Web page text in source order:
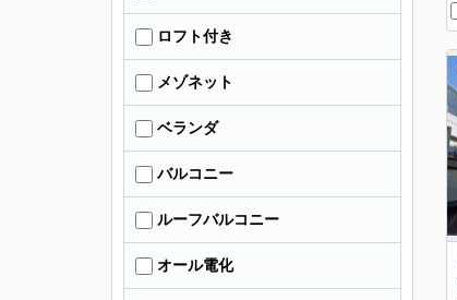
ロフト付き
メゾネット
ベランダ
バルコニー
ルーフバルコニー
オール電化